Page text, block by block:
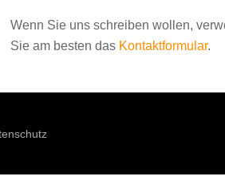
Wenn Sie uns schreiben wollen,
Sie am besten das Kontaktformular.